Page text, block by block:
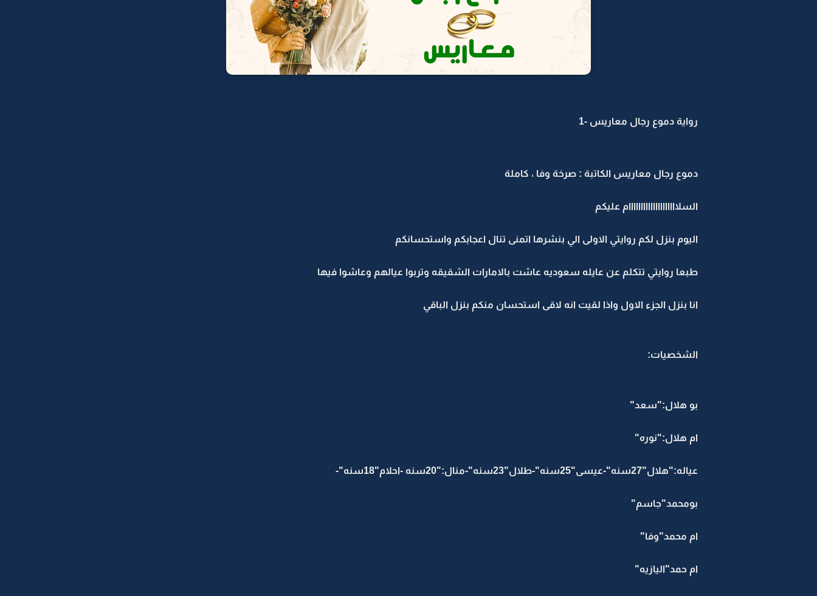
رواية دموع رجال معاريس -1
دموع رجال معاريس الكاتبة : صرخة وفا ، كاملة
السلاااااااااااااااااااام عليكم
اليوم بنزل لكم روايتي الاولى الي بنشرها اتمنى تنال اعجابكم واستحسانكم
طبعا روايتي تتكلم عن عايله سعوديه عاشت بالامارات الشقيقه وتربوا عيالهم وعاشوا فيها
انا بنزل الجزء الاول واذا لقيت انه لاقى استحسان منكم بنزل الباقي
الشخصيات:
بو هلال:"سعد"
ام هلال:"نوره"
عياله:"هلال"27سنه"-عيسى"25سنه"-طلال"23سنه"-منال:"20سنه -احلام"18سنه"-
بومحمد"جاسم"
ام محمد"وفا"
ام حمد"اليازيه"